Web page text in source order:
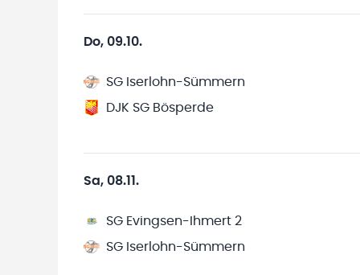
Do, 09.10.
SG Iserlohn-Sümmern
DJK SG Bösperde
Sa, 08.11.
SG Evingsen-Ihmert 2
SG Iserlohn-Sümmern